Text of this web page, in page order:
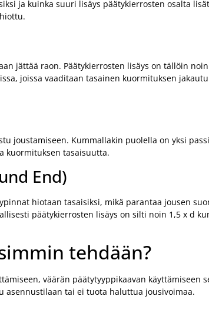
ja kuinka suuri lisäys päätykierrosten osalta
jättää raon. Päätykierrosten lisäys on tällöin
joissa vaaditaan tasainen kuormituksen
joustamiseen. Kummallakin puolella on yksi
kuormituksen tasaisuutta.
End)
hiotaan tasaisiksi, mikä parantaa jousen
päätykierrosten lisäys on silti noin 1,5 x d
tehdään?
väärän päätytyyppikaavan käyttämiseen
asennustilaan tai ei tuota haluttua jousivoimaa.